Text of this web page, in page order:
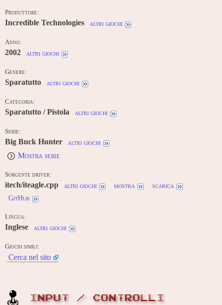
Produttore:
Incredible Technologies altri giochi
Anno:
2002 altri giochi
Genere:
Sparatutto altri giochi
Categoria:
Sparatutto / Pistola altri giochi
Serie:
Big Buck Hunter altri giochi
Mostra serie
Sorgente driver:
itech/iteagle.cpp altri giochi mostra
scarica
GitHub
Lingua:
Inglese altri giochi
Giochi simili:
Cerca nel sito
INPUT / CONTROLLI